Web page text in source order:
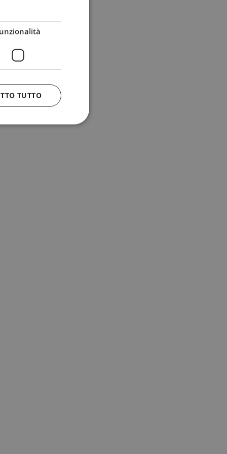
TUTTO
la gestione
cookie
viene
combinazione
l'utilizzo
servizio
e misurare le
cui il prefisso
che imposta il
di Google) per
i cookie.